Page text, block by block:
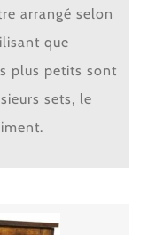
arrangé selon
que
plus petits sont
sets, le